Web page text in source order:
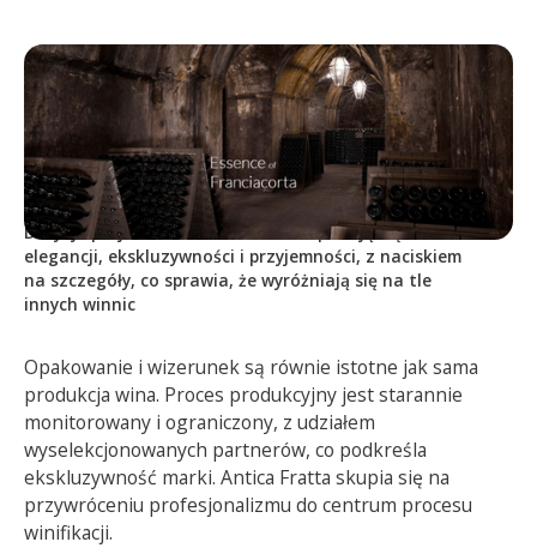
ANTICA FRATTA
Decyzje projektowe Antica Fratta opierają się na
elegancji, ekskluzywności i przyjemności, z naciskiem
na szczegóły, co sprawia, że wyróżniają się na tle
innych winnic
Opakowanie i wizerunek są równie istotne jak sama
produkcja wina. Proces produkcyjny jest starannie
monitorowany i ograniczony, z udziałem
wyselekcjonowanych partnerów, co podkreśla
ekskluzywność marki. Antica Fratta skupia się na
przywróceniu profesjonalizmu do centrum procesu
winifikacji.